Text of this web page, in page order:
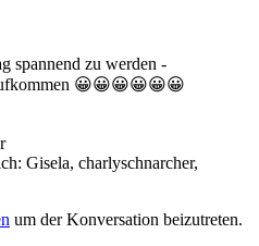
spannend zu werden -
😀😀😀😀😀😀
Gisela, charlyschnarcher,
um der Konversation beizutreten.